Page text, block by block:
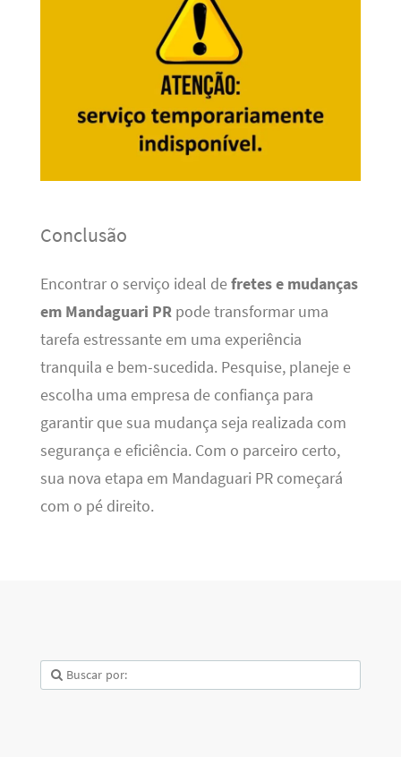
Conclusão
Encontrar o serviço ideal defretes e mudanças
em Mandaguari PRpode transformar uma
tarefa estressante em uma experiência
tranquila e bem-sucedida. Pesquise, planeje e
escolha uma empresa de confiança para
garantir que sua mudança seja realizada com
segurança e eficiência. Com o parceiro certo,
sua nova etapa em Mandaguari PR começará
com o pé direito.